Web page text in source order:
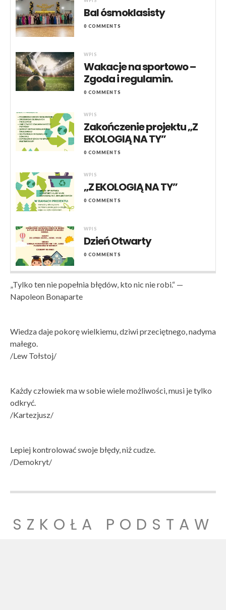
Bal ósmoklasisty
0 COMMENTS
WPIS
Wakacje na sportowo –
Zgoda i regulamin.
0 COMMENTS
WPIS
Zakończenie projektu „Z
EKOLOGIĄ NA TY”
0 COMMENTS
WPIS
„Z EKOLOGIĄ NA TY”
0 COMMENTS
WPIS
Dzień Otwarty
0 COMMENTS
„Tylko ten nie popełnia błędów, kto nic nie robi.“ —
Napoleon Bonaparte
Wiedza daje pokorę wielkiemu, dziwi przeciętnego, nadyma
małego.
/Lew Tołstoj/
Każdy człowiek ma w sobie wiele możliwości, musi je tylko
odkryć.
/Kartezjusz/
Lepiej kontrolować swoje błędy, niż cudze.
/Demokryt/
SZKOŁA PODSTAW